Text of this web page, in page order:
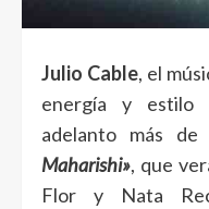
Julio Cable, el
energía y estilo
adelanto más de
Maharishi», que
Flor y Nata